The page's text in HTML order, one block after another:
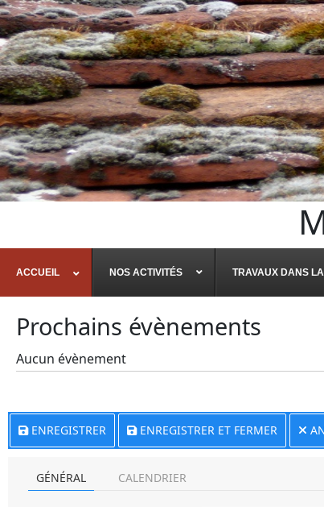
ACCUEIL NOS ACTIVITÉS TRAVAUX DANS
Prochains évènements
Aucun évènement
ENREGISTRER ENREGISTRER ET FERMER
GÉNÉRAL CALENDRIER